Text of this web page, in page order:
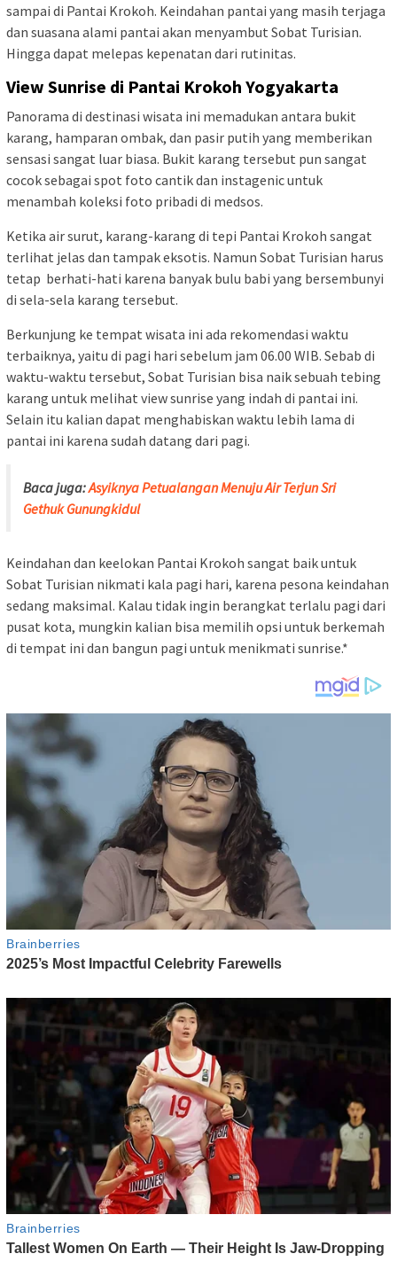
sampai di Pantai Krokoh. Keindahan pantai yang masih terjaga
dan suasana alami pantai akan menyambut Sobat Turisian.
Hingga dapat melepas kepenatan dari rutinitas.
View Sunrise di Pantai Krokoh Yogyakarta
Panorama di destinasi wisata ini memadukan antara bukit
karang, hamparan ombak, dan pasir putih yang memberikan
sensasi sangat luar biasa. Bukit karang tersebut pun sangat
cocok sebagai spot foto cantik dan instagenic untuk
menambah koleksi foto pribadi di medsos.
Ketika air surut, karang-karang di tepi Pantai Krokoh sangat
terlihat jelas dan tampak eksotis. Namun Sobat Turisian harus
tetap berhati-hati karena banyak bulu babi yang bersembunyi
di sela-sela karang tersebut.
Berkunjung ke tempat wisata ini ada rekomendasi waktu
terbaiknya, yaitu di pagi hari sebelum jam 06.00 WIB. Sebab di
waktu-waktu tersebut, Sobat Turisian bisa naik sebuah tebing
karang untuk melihat view sunrise yang indah di pantai ini.
Selain itu kalian dapat menghabiskan waktu lebih lama di
pantai ini karena sudah datang dari pagi.
Baca juga:Asyiknya Petualangan Menuju Air Terjun Sri
Gethuk Gunungkidul
Keindahan dan keelokan Pantai Krokoh sangat baik untuk
Sobat Turisian nikmati kala pagi hari, karena pesona keindahan
sedang maksimal. Kalau tidak ingin berangkat terlalu pagi dari
pusat kota, mungkin kalian bisa memilih opsi untuk berkemah
di tempat ini dan bangun pagi untuk menikmati sunrise.*